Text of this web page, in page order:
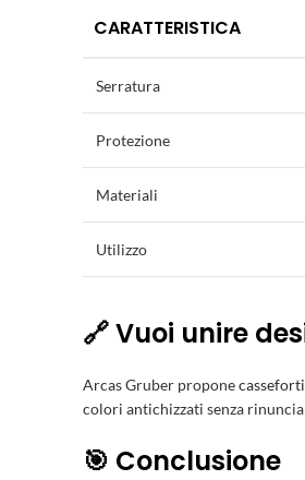
CARATTERISTICA
Serratura
Protezione
Materiali
Utilizzo
🔗 Vuoi unire
Arcas Gruber propone
colori antichizzati senza
🎯 Conclusione